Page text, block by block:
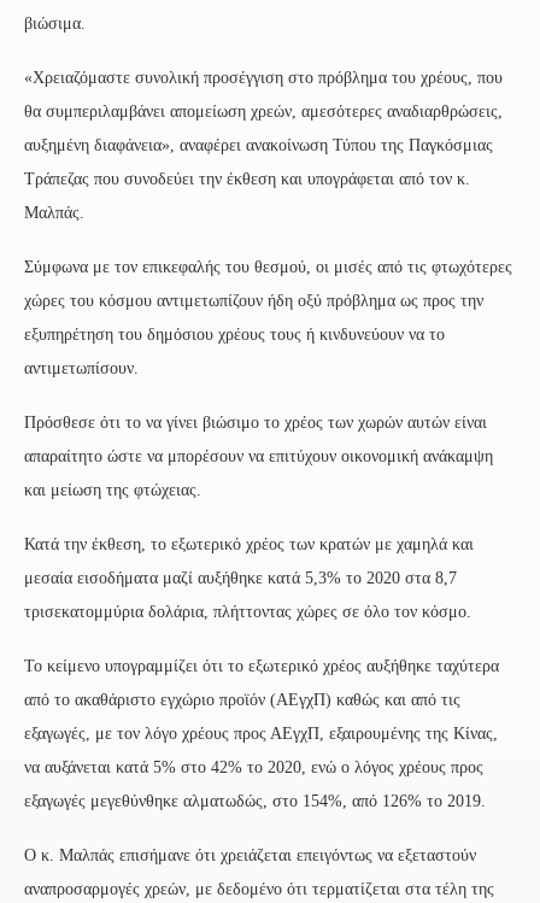
βιώσιμα.
«Χρειαζόμαστε συνολική προσέγγιση στο πρόβλημα του χρέους, που
θα συμπεριλαμβάνει απομείωση χρεών, αμεσότερες αναδιαρθρώσεις,
αυξημένη διαφάνεια», αναφέρει ανακοίνωση Τύπου της Παγκόσμιας
Τράπεζας που συνοδεύει την έκθεση και υπογράφεται από τον κ.
Μαλπάς.
Σύμφωνα με τον επικεφαλής του θεσμού, οι μισές από τις φτωχότερες
χώρες του κόσμου αντιμετωπίζουν ήδη οξύ πρόβλημα ως προς την
εξυπηρέτηση του δημόσιου χρέους τους ή κινδυνεύουν να το
αντιμετωπίσουν.
Πρόσθεσε ότι το να γίνει βιώσιμο το χρέος των χωρών αυτών είναι
απαραίτητο ώστε να μπορέσουν να επιτύχουν οικονομική ανάκαμψη
και μείωση της φτώχειας.
Κατά την έκθεση, το εξωτερικό χρέος των κρατών με χαμηλά και
μεσαία εισοδήματα μαζί αυξήθηκε κατά 5,3% το 2020 στα 8,7
τρισεκατομμύρια δολάρια, πλήττοντας χώρες σε όλο τον κόσμο.
Το κείμενο υπογραμμίζει ότι το εξωτερικό χρέος αυξήθηκε ταχύτερα
από το ακαθάριστο εγχώριο προϊόν (ΑΕγχΠ) καθώς και από τις
εξαγωγές, με τον λόγο χρέους προς ΑΕγχΠ, εξαιρουμένης της Κίνας,
να αυξάνεται κατά 5% στο 42% το 2020, ενώ ο λόγος χρέους προς
εξαγωγές μεγεθύνθηκε αλματωδώς, στο 154%, από 126% το 2019.
Ο κ. Μαλπάς επισήμανε ότι χρειάζεται επειγόντως να εξεταστούν
αναπροσαρμογές χρεών, με δεδομένο ότι τερματίζεται στα τέλη της